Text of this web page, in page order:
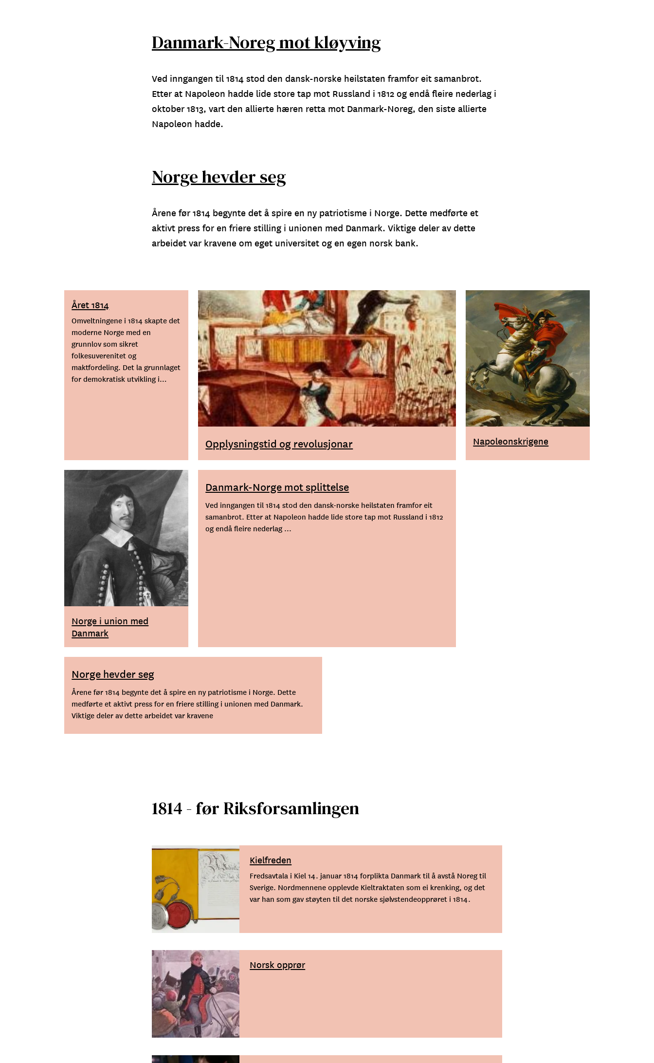
Danmark-Noreg mot kløyving
Ved inngangen til 1814 stod den dansk-norske heilstaten framfor eit samanbrot.
Etter at Napoleon hadde lide store tap mot Russland i 1812 og endå fleire nederlag i
oktober 1813, vart den allierte hæren retta mot Danmark-Noreg, den siste allierte
Napoleon hadde.
Norge hevder seg
Årene før 1814 begynte det å spire en ny patriotisme i Norge. Dette medførte et
aktivt press for en friere stilling i unionen med Danmark. Viktige deler av dette
arbeidet var kravene om eget universitet og en egen norsk bank.
Året 1814
Omveltningene i 1814 skapte det
moderne Norge med en
grunnlov som sikret
folkesuverenitet og
maktfordeling. Det la grunnlaget
for demokratisk utvikling i
Opplysningstid og revolusjonar Napoleonskrigene
Norge i union med
Danmark
Danmark-Norge mot splittelse
Ved inngangen til 1814 stod den dansk-norske heilstaten framfor eit
samanbrot. Etter at Napoleon hadde lide store tap mot Russland i 1812
og endå fleire nederlag ...
Norge hevder seg
Årene før 1814 begynte det å spire en ny patriotisme i Norge. Dette
medførte et aktivt press for en friere stilling i unionen med Danmark.
Viktige deler av dette arbeidet var kravene
1814 - før Riksforsamlingen
Kielfreden
Fredsavtala i Kiel 14. januar 1814 forplikta Danmark til å avstå Noreg til
Sverige. Nordmennene opplevde Kieltraktaten som ei krenking, og det
var han som gav støyten til det norske sjølvstendeopprøret i 1814.
Norsk opprør